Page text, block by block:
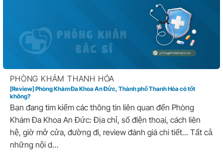
PHÒNG KHÁM THANH HÓA
[Review] Phòng Khám Đa Khoa An Đức, Thành phố Thanh Hóa có tốt
không?
Bạn đang tìm kiếm các thông tin liên quan đến Phòng
Khám Đa Khoa An Đức: Địa chỉ, số điện thoại, cách liên
hệ, giờ mở cửa, đường đi, review đánh giá chi tiết... Tất cả
những nội d…